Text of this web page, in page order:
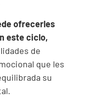
ofrecerles
este ciclo,
de
que les
su